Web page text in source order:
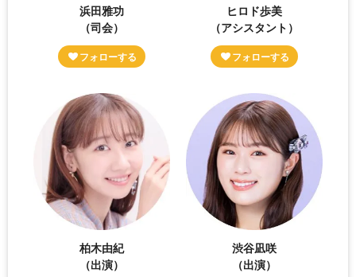
浜田雅功
（司会）
ヒロド歩美
（アシスタント）
柏木由紀
（出演）
渋谷凪咲
（出演）